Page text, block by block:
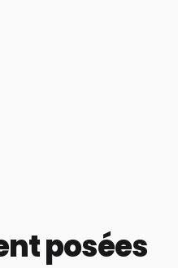
posées